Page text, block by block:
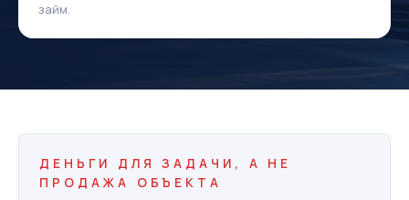
займ.
ДЕНЬГИ ДЛЯ ЗАДАЧИ, А НЕ
ПРОДАЖА ОБЪЕКТА